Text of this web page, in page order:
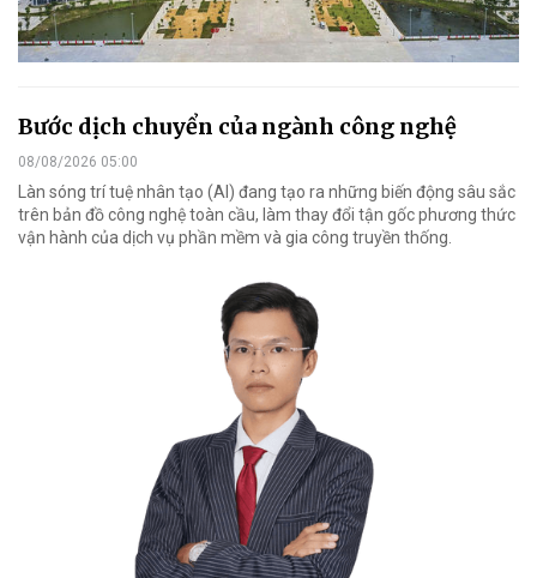
Bước dịch chuyển của ngành công nghệ
08/08/2026 05:00
Làn sóng trí tuệ nhân tạo (AI) đang tạo ra những biến động sâu sắc
trên bản đồ công nghệ toàn cầu, làm thay đổi tận gốc phương thức
vận hành của dịch vụ phần mềm và gia công truyền thống.